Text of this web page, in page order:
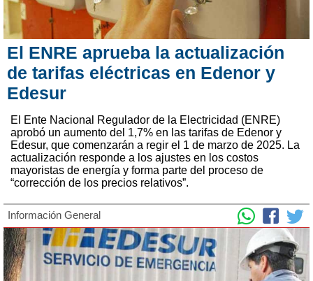
El ENRE aprueba la actualización
de tarifas eléctricas en Edenor y
Edesur
El Ente Nacional Regulador de la Electricidad (ENRE)
aprobó un aumento del 1,7% en las tarifas de Edenor y
Edesur, que comenzarán a regir el 1 de marzo de 2025. La
actualización responde a los ajustes en los costos
mayoristas de energía y forma parte del proceso de
“corrección de los precios relativos”.
Información General